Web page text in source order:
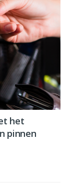
het
pinnen